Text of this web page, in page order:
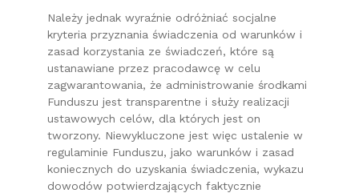
Należy jednak wyraźnie odróżniać socjalne
kryteria przyznania świadczenia od warunków i
zasad korzystania ze świadczeń, które są
ustanawiane przez pracodawcę w celu
zagwarantowania, że administrowanie środkami
Funduszu jest transparentne i służy realizacji
ustawowych celów, dla których jest on
tworzony. Niewykluczone jest więc ustalenie w
regulaminie Funduszu, jako warunków i zasad
koniecznych do uzyskania świadczenia, wykazu
dowodów potwierdzających faktycznie